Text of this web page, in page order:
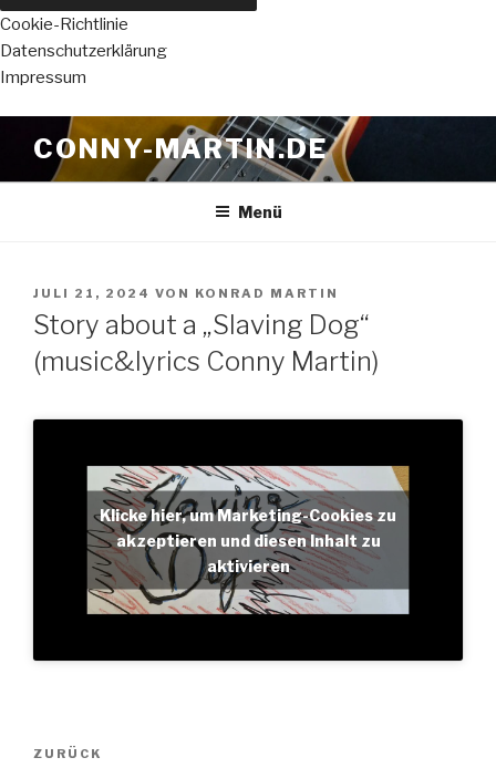
Cookie-Richtlinie
Datenschutzerklärung
Impressum
Inhalt
springen
CONNY-MARTIN.DE
Menü
VERÖFFENTLICHT
AM
JULI 21, 2024 VON KONRAD MARTIN
Story about a „Slaving Dog“
(music&lyrics Conny Martin)
Klicke hier, um Marketing-Cookies zu
akzeptieren und diesen Inhalt zu
aktivieren
Beitragsnavigation
Vorheriger
ZURÜCK